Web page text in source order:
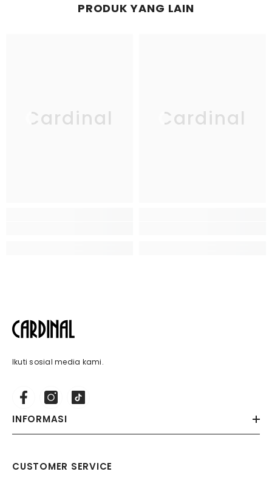
PRODUK YANG LAIN
Cardinal Cardinal
Ikuti sosial media kami.
INFORMASI
CUSTOMER SERVICE